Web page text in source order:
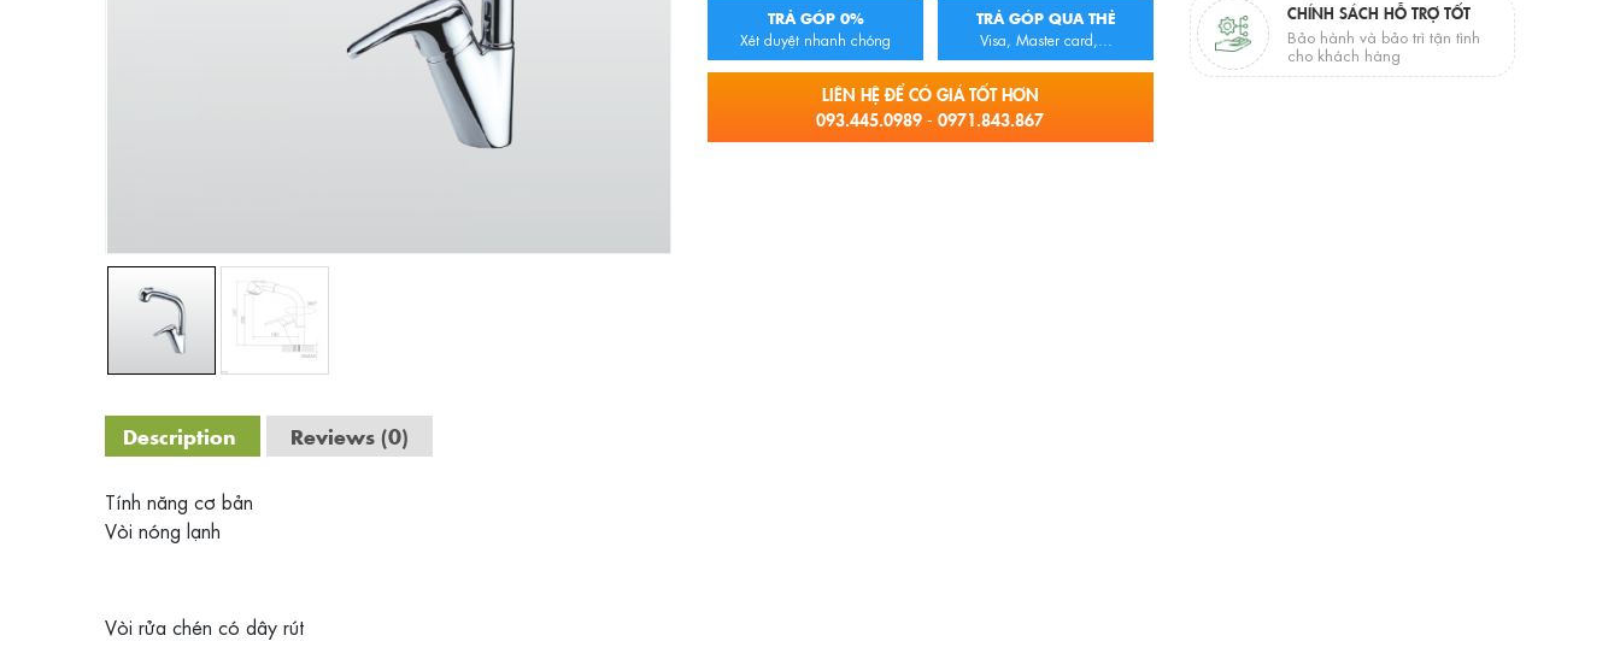
TRẢ GÓP 0%
Xét duyệt nhanh chóng
TRẢ GÓP QUA THẺ
Visa, Master card,...
LIÊN HỆ ĐỂ CÓ GIÁ TỐT HƠN
093.445.0989 - 0971.843.867
CHÍNH SÁCH HỖ TRỢ TỐT
Bảo hành và bảo trì tận tình
cho khách hàng
Description Reviews (0)
Tính năng cơ bản
Vòi nóng lạnh
Vòi rửa chén có dây rút